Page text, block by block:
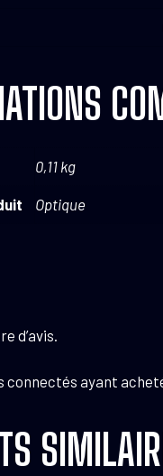
0,11 kg
Optique
d’avis.
connectés ayant